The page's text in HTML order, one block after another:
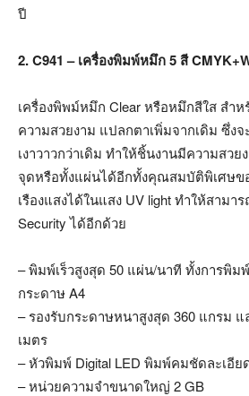
ปี
2. C941 – เครื่องพิมพ์หมึก 5 สี
เครื่องพิพม์หมึก Clear หรือหมึกสีใส สำ
ความสวยงาม แปลกตาเพิ่มจากเดิม ซึ่ง
เงาวาวกว่าเดิม ทำให้ชิ้นงานมีความสว
จุดหรือทั้งแผ่นได้อีกทั้งคุณสมบัติพิเศษข
เรืองแสงได้ในแสง UV light ทำให้สามา
Security ได้อีกด้วย
– พิมพ์เร็วสูงสุด 50 แผ่น/นาที ทั้งการพิ
กระดาษ A4
– รองรับกระดาษหนาสูงสุด 360 แกรม แ
เมตร
– หัวพิมพ์ Digital LED พิมพ์คมชัดละเอีย
– หน่วยความจำขนาดใหญ่ 2 GB